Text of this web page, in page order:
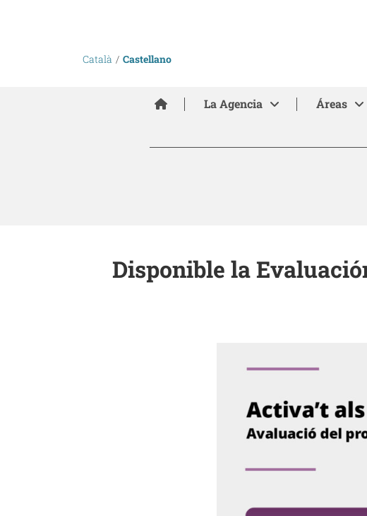
Català Castellano
Inici La Agencia Áreas
Disponible la